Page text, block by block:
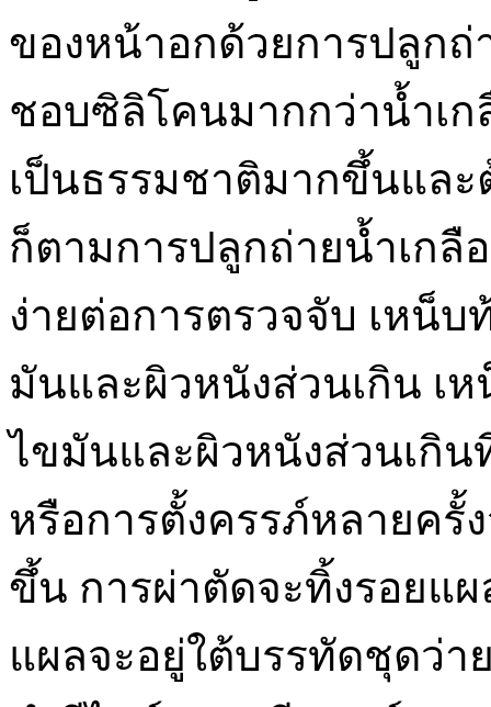
ของหน้าอกด้วยการปลูกถ่
ชอบซิลิโคนมากกว่าน้ำเก
เป็นธรรมชาติมากขึ้นและ
ก็ตามการปลูกถ่ายน้ำเก
ง่ายต่อการตรวจจับ เหน็
มันและผิวหนังส่วนเกิน เ
ไขมันและผิวหนังส่วนเกิ
หรือการตั้งครรภ์หลายครั้
ขึ้น การผ่าตัดจะทิ้งรอยแ
แผลจะอยู่ใต้บรรทัดชุดว่า